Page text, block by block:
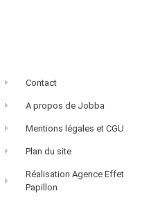
Contact
A propos de Jobba
Mentions légales et CGU
Plan du site
Réalisation Agence Effet
Papillon